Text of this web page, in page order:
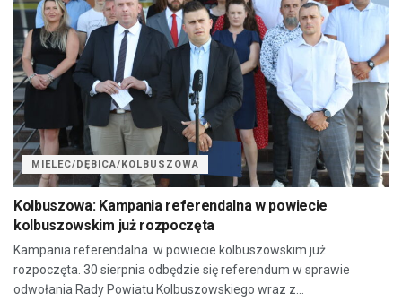
MIELEC/DĘBICA/KOLBUSZOWA
Kolbuszowa: Kampania referendalna w powiecie
kolbuszowskim już rozpoczęta
Kampania referendalna w powiecie kolbuszowskim już
rozpoczęta. 30 sierpnia odbędzie się referendum w sprawie
odwołania Rady Powiatu Kolbuszowskiego wraz z...